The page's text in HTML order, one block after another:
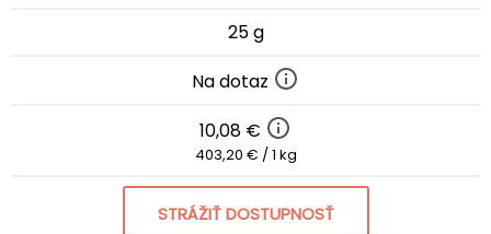
25 g
Na dotaz
10,08 €
403,20 € / 1 kg
STRÁŽIŤ DOSTUPNOSŤ